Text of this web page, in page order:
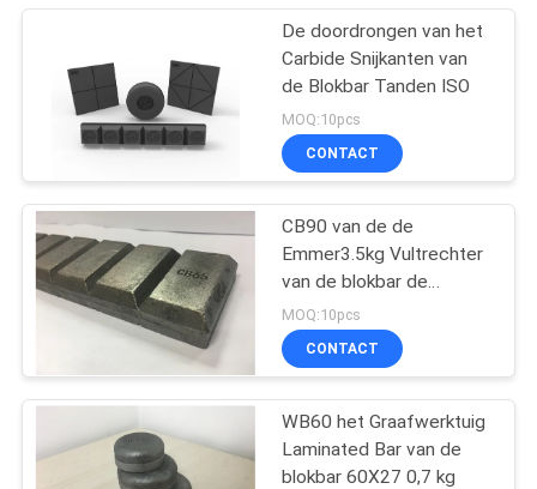
Emmertanden en
Adapters
Emmer Snijkanten
De doordrongen van het
Carbide Snijkanten van
de Blokbar Tanden ISO
MOQ:10pcs
CONTACT
CB90 van de de
Emmer3.5kg Vultrechter
van de blokbar de
Slijtagebescherming
MOQ:10pcs
CONTACT
WB60 het Graafwerktuig
Laminated Bar van de
blokbar 60X27 0,7 kg